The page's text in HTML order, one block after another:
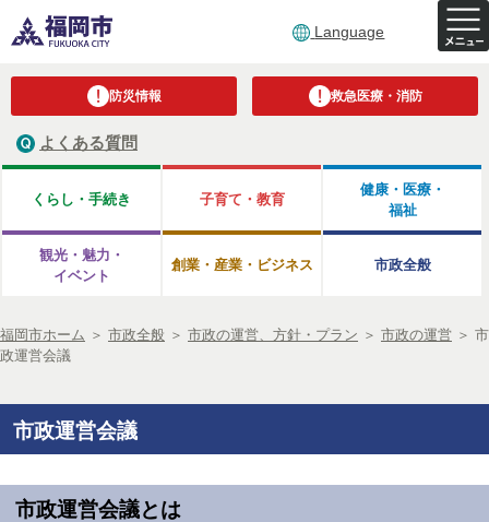
Language
防災情報 救急医療・消防
よくある質問
くらし・手続き 子育て・教育
健康・医療・
福祉
観光・魅力・
イベント
創業・産業・ビジネス 市政全般
福岡市ホーム ＞ 市政全般 ＞ 市政の運営、方針・プラン ＞ 市政の運営 ＞ 市
政運営会議
市政運営会議
市政運営会議とは